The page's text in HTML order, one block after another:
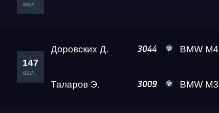
квал.
147
квал.
Доровских Д. 3044 BMW M4
Таларов Э. 3009 BMW M3